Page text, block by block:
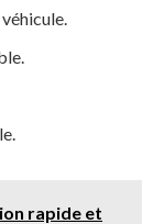
rapide et